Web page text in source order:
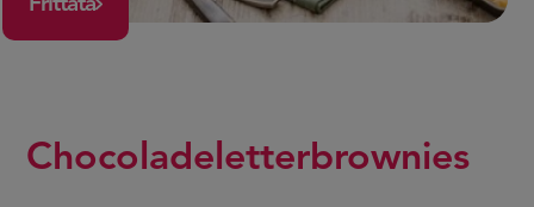
Frittata
Chocoladeletterbrownies